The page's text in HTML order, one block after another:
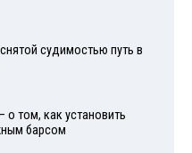
судимостью путь в
о том, как установить
барсом